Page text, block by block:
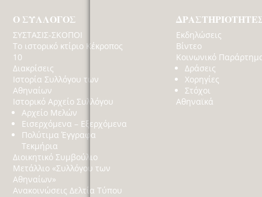
Ο ΣΥΛΛΟΓΟΣ
ΣΥΣΤΑΣΙΣ-ΣΚΟΠΟΙ
Το ιστορικό κτίριο Κέκροπος
10
Διακρίσεις
Ιστορία Συλλόγου των
Αθηναίων
Ιστορικό Αρχείο Συλλόγου
Αρχείο Μελών
Εισερχόμενα – Εξερχόμενα
Πολύτιμα Έγγραφα
Τεκμήρια
Διοικητικό Συμβούλιο
Μετάλλιο «Συλλόγου των
Αθηναίων»
Ανακοινώσεις Δελτία Τύπου
Εκδηλώσεις
Βίντεο
Κοινωνικό
Δράσεις
Χορηγίες
Στόχοι
Αθηναϊκά